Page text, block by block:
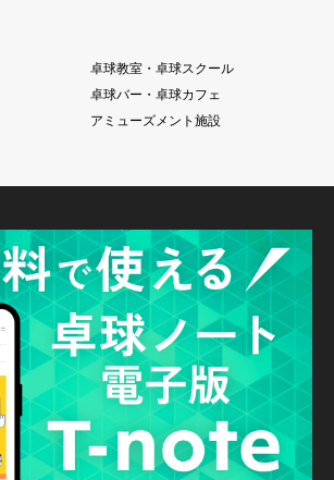
卓球教室・卓球スクール
卓球バー・卓球カフェ
アミューズメント施設